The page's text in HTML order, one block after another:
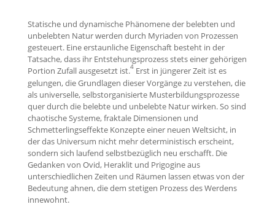
Statische und dynamische Phänomene der belebten und
unbelebten Natur werden durch Myriaden von Prozessen
gesteuert. Eine erstaunliche Eigenschaft besteht in der
Tatsache, dass ihr Entstehungsprozess stets einer gehörigen
Portion Zufall ausgesetzt ist.4Erst in jüngerer Zeit ist es
gelungen, die Grundlagen dieser Vorgänge zu verstehen, die
als universelle, selbstorganisierte Musterbildungsprozesse
quer durch die belebte und unbelebte Natur wirken. So sind
chaotische Systeme, fraktale Dimensionen und
Schmetterlingseffekte Konzepte einer neuen Weltsicht, in
der das Universum nicht mehr deterministisch erscheint,
sondern sich laufend selbstbezüglich neu erschafft. Die
Gedanken von Ovid, Heraklit und Prigogine aus
unterschiedlichen Zeiten und Räumen lassen etwas von der
Bedeutung ahnen, die dem stetigen Prozess des Werdens
innewohnt.